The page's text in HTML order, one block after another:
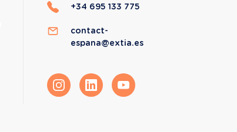
+34 695 133 775
contact-
espana@extia.es